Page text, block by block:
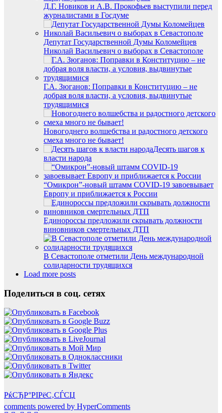
Д.Г. Новиков и А.В. Прокофьев выступили перед
журналистами в Госдуме
Депутат Государственной Думы Коломейцев
Николай Васильевич о выборах в Севастополе
Г.А. Зюганов: Поправки в Конституцию – не
добрая воля власти, а условия, выдвинутые
трудящимися
Новогоднего волшебства и радостного детского
смеха много не бывает!
Десять шагов к
власти народа
“Омикрон”-новый штамм COVID-19 завоевывает
Европу и приближается к России
Единороссы предложили скрывать должности
виновников смертельных ДТП
В Севастополе отметили День международной
солидарности трудящихся
Load more posts
Поделиться в соц. сетях
РќСЂР°РІРёС‚СЃСЏ
comments powered by HyperComments